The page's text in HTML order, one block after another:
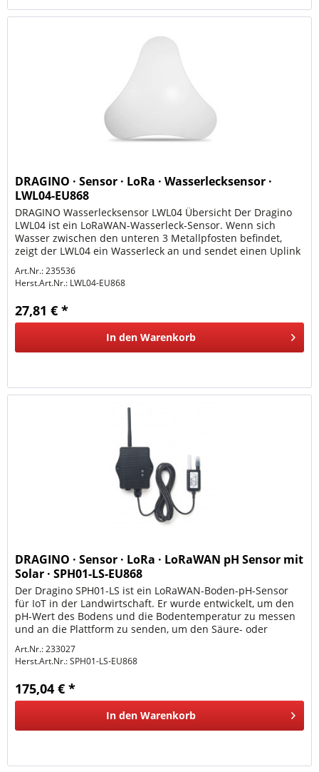
DRAGINO · Sensor · LoRa · Wasserlecksensor ·
LWL04-EU868
DRAGINO Wasserlecksensor LWL04 Übersicht Der Dragino
LWL04 ist ein LoRaWAN-Wasserleck-Sensor. Wenn sich
Wasser zwischen den unteren 3 Metallpfosten befindet,
zeigt der LWL04 ein Wasserleck an und sendet einen Uplink
Art.Nr.: 235536
Herst.Art.Nr.: LWL04-EU868
27,81 € *
In den Warenkorb
DRAGINO · Sensor · LoRa · LoRaWAN pH Sensor mit
Solar · SPH01-LS-EU868
Der Dragino SPH01-LS ist ein LoRaWAN-Boden-pH-Sensor
für IoT in der Landwirtschaft. Er wurde entwickelt, um den
pH-Wert des Bodens und die Bodentemperatur zu messen
und an die Plattform zu senden, um den Säure- oder
Art.Nr.: 233027
Herst.Art.Nr.:SPH01-LS-EU868
175,04 € *
In den Warenkorb